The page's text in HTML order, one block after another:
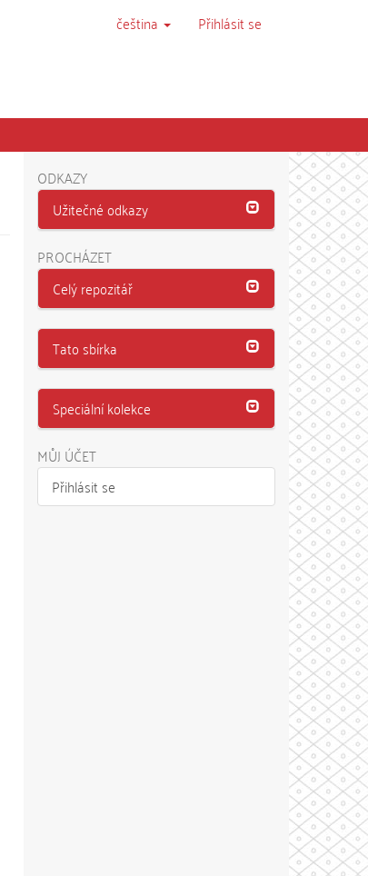
čeština Přihlásit se
ODKAZY
Užitečné odkazy
PROCHÁZET
Celý repozitář
Tato sbírka
Speciální kolekce
MŮJ ÚČET
Přihlásit se